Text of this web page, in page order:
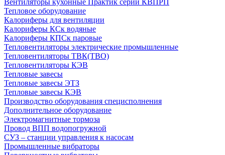
Вентиляторы кухонные Практик серии КВПРП
Тепловое оборудование
Калориферы для вентиляции
Калориферы КСк водяные
Калориферы КПСк паровые
Тепловентиляторы электрические промышленные
Тепловентиляторы ТВК(ТВО)
Тепловентиляторы КЭВ
Тепловые завесы
Тепловые завесы ЭТЗ
Тепловые завесы КЭВ
Производство оборудования специсполнения
Дополнительное оборудование
Электромагнитные тормоза
Провод ВПП водопогружной
СУЗ – станции управления к насосам
Промышленные вибраторы